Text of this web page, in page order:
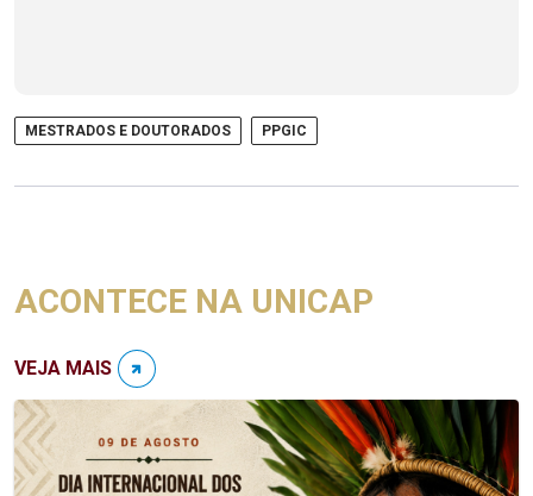
MESTRADOS E DOUTORADOS PPGIC
ACONTECE NA UNICAP
VEJA MAIS